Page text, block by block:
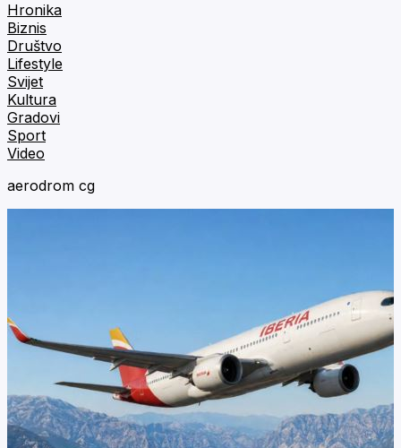
Hronika
Biznis
Društvo
Lifestyle
Svijet
Kultura
Gradovi
Sport
Video
aerodrom cg